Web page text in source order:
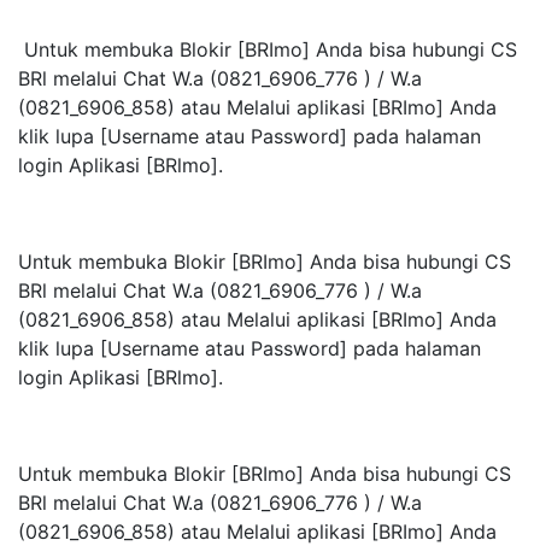
Untuk membuka Blokir [BRImo] Anda bisa hubungi CS
BRl melalui Chat W.a (0821_6906_776 ) / W.a
(0821_6906_858) atau Melalui aplikasi [BRImo] Anda
klik lupa [Username atau Password] pada halaman
login Aplikasi [BRlmo].
Untuk membuka Blokir [BRImo] Anda bisa hubungi CS
BRl melalui Chat W.a (0821_6906_776 ) / W.a
(0821_6906_858) atau Melalui aplikasi [BRImo] Anda
klik lupa [Username atau Password] pada halaman
login Aplikasi [BRlmo].
Untuk membuka Blokir [BRImo] Anda bisa hubungi CS
BRl melalui Chat W.a (0821_6906_776 ) / W.a
(0821_6906_858) atau Melalui aplikasi [BRImo] Anda